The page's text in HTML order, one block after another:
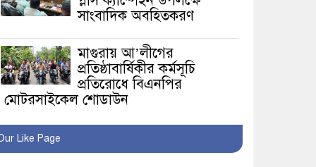
সাংবাদিক অবহিতকরণ
মাগুরায় আ’লীগের
প্রতিষ্ঠাবার্ষিকীর কর্মসূচি
প্রতিরোধে বিএনপির
মোটরসাইকেল শোডাউন
মাগুরার ডিসি
Like Page